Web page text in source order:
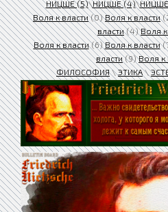
НИЦШЕ (5)\НИЦШЕ (4)\
Воля к власти(0)Воля к власти
власти(4)Воля к
Воля к власти(6)Воля к власти
власти(9)Воля к
ФИЛОСОФИЯ\ЭТИКА\